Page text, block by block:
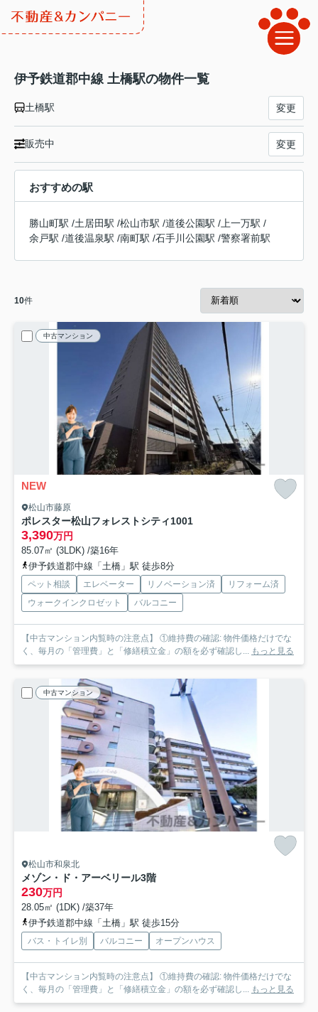
伊予鉄道郡中線 土橋駅の物件一覧
土橋駅 変更
販売中 変更
おすすめの駅
勝山町駅 /土居田駅 /松山市駅 /道後公園駅 / 上一万駅 /
余戸駅 /道後温泉駅 /南町駅 /石手川公園駅 /警察署前駅
10件
中古マンション
NEW
松山市藤原
ポレスター松山フォレストシティ1001
3,390万円
85.07㎡ (3LDK) /築16年
伊予鉄道郡中線「土橋」駅 徒歩8分
ペット相談 エレベーター リノベーション済
リフォーム済
ウォークインクロゼット
バルコニー
【中古マンション内覧時の注意点】 ①維持費の確認: 物件価格だけでな
く、毎月の「管理費」と「修繕積立金」の額を必ず確認し...
もっと見る
中古マンション
松山市和泉北
メゾン・ド・アーベリール3階
230万円
28.05㎡ (1DK) /築37年
伊予鉄道郡中線「土橋」駅 徒歩15分
バス・トイレ別 バルコニー オープンハウス
【中古マンション内覧時の注意点】 ①維持費の確認: 物件価格だけでな
く、毎月の「管理費」と「修繕積立金」の額を必ず確認し...
もっと見る